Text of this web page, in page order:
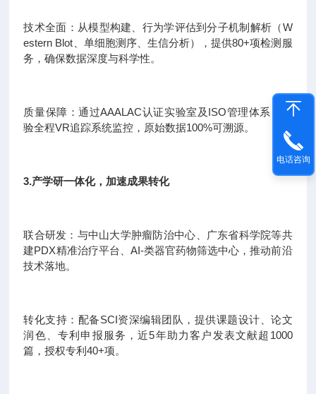
技术全面：从模型构建、行为学评估到分子机制解析（W
estern Blot、单细胞测序、生信分析），提供80+项检测服
务，确保数据深度与科学性。
质量保障：通过AAALAC认证实验室及ISO管理体系，实
验全程VR追踪系统监控，原始数据100%可溯源。
3.产学研一体化，加速成果转化
联合研发：与中山大学肿瘤防治中心、广东省科学院等共
建PDX精准治疗平台、AI-类器官药物筛选中心，推动前沿
技术落地。
转化支持：配备SCI资深编辑团队，提供课题设计、论文
润色、专利申报服务，近5年助力客户发表文献超1000
篇，授权专利40+项。
电话咨询